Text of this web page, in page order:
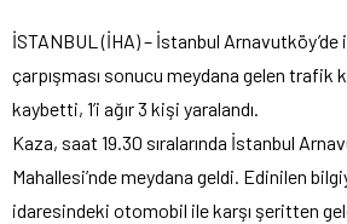
İSTANBUL (İHA) – İstanbul
çarpışması sonucu meydana gelen trafik
kaybetti, 1’i ağır 3 kişi yaralandı.
Kaza, saat 19.30 sıralarında İstanbul
Mahallesi’nde meydana geldi. Edinilen
idaresindeki otomobil ile karşı şeritten